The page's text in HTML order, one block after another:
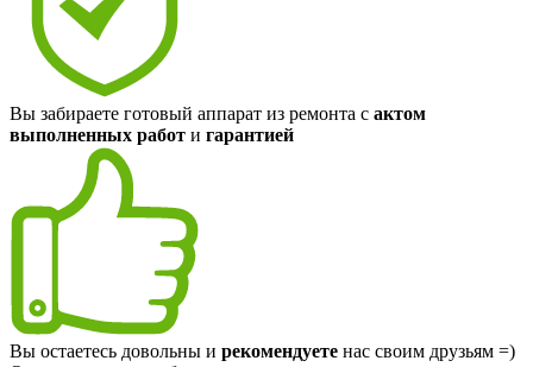
Вы забираете готовый аппарат из ремонта с актом
выполненных работ и гарантией
Вы остаетесь довольны и рекомендуете нас своим друзьям =)